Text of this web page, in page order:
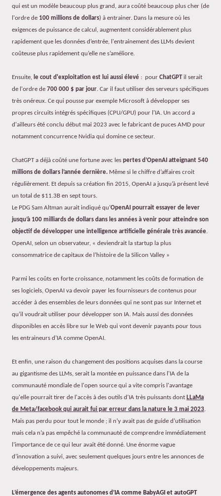
qui est un modèle beaucoup plus grand, aura coûté beaucoup plus cher (de
l'ordre de 100 millions de dollars) à entrainer. Dans la mesure où les
exigences de puissance de calcul, augmentent considérablement plus
rapidement que les données d’entrée, l'entrainement des LLMs devient
coûteuse plus rapidement qu’elle ne s’améliore.
Ensuite, le cout d'exploitation est lui aussi élevé : pour ChatGPTil serait
de l'ordre de 700 000 $ par jour. Car il faut utiliser des serveurs spécifiques
très onéreux. Ce qui pousse par exemple Microsoft à développer ses
propres circuits intégrés spécifiques (CPU/GPU) pour l'IA. Un accord a
d'ailleurs été conclu début mai 2023 avec le fabricant de puces AMD pour
notamment concurrence Nvidia qui domine ce secteur.
ChatGPT a déjà coûté une fortune avec les pertes d’OpenAI atteignant 540
millions de dollars l’année dernière. Même si le chiffre d’affaires croit
régulièrement. Et depuis sa création fin 2015, OpenAI a jusqu’à présent levé
un total de $11.3B en sept tours.
Le PDG Sam Altman aurait indiqué qu’OpenAI pourrait essayer de lever
jusqu’à 100 milliards de dollars dans les années à venir pour atteindre son
objectif de développer une intelligence artificielle générale très avancée.
OpenAI, selon un observateur, « deviendrait la startup la plus
consommatrice de capitaux de l’histoire de la Silicon Valley »
Parmi les coûts en forte croissance, notamment les coûts de formation de
ses logiciels, OpenAI va devoir payer les fournisseurs de contenus pour
accéder à des ensembles de leurs données qui ne sont pas sur Internet et
qu’il voudrait utiliser pour développer son IA. Mais aussi des données
disponibles en accès libre sur le Web qui vont devenir payants pour tous
les entraineurs d’IA comme OpenAI.
Et enfin, une raison du changement des positions acquises dans la course
au gigantisme des LLMs, serait la montée en puissance dans l'IA de la
communauté mondiale de l'open source qui a vite compris l'avantage
qu'elle pourrait tirer de l'accès à des outils d'IA très puissants dont LLaMa
de Meta/facebook qui aurait fui par erreur dans la nature le 3 mai 2023.
Mais pas perdu pour tout le monde ; i l n’y avait pas de guide d’utilisation
mais cela n’a pas empêché la communauté de comprendre immédiatement
l’importance de ce qui leur avait été donné. Une énorme vague
d’innovation a suivi, avec seulement quelques jours entre les annonces de
développements majeurs.
L’émergence des agents autonomes d’IA comme BabyAGI et autoGPT